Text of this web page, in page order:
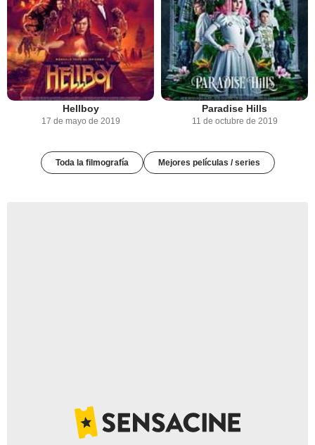
Hellboy
17 de mayo de 2019
Paradise Hills
11 de octubre de 2019
Toda la filmografía Mejores películas / series